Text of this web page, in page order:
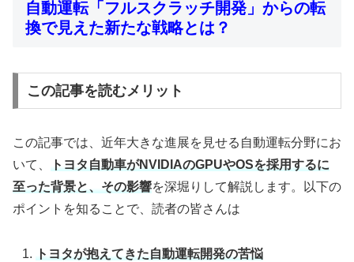
自動運転「フルスクラッチ開発」からの転
換で見えた新たな戦略とは？
この記事を読むメリット
この記事では、近年大きな進展を見せる自動運転分野にお
いて、
トヨタ自動車がNVIDIAのGPUやOSを採用するに
至った背景と、その影響を深堀りして解説します。以下の
ポイントを知ることで、読者の皆さんは
トヨタが抱えてきた自動運転開発の苦悩